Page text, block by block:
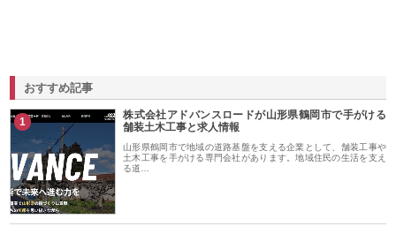
おすすめ記事
1
株式会社アドバンスロードが山形県鶴岡市で手がける
舗装土木工事と求人情報
山形県鶴岡市で地域の道路基盤を支える企業として、舗装工事や
土木工事を手がける専門会社があります。地域住民の生活を支え
る道…